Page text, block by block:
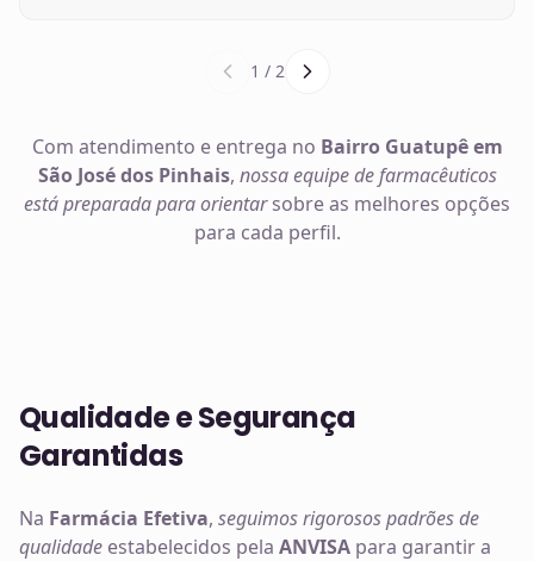
1 / 2
Com atendimento e entrega no Bairro Guatupê em
São José dos Pinhais, nossa equipe de farmacêuticos
está preparada para orientarsobre as melhores opções
para cada perfil.
Qualidade e Segurança
Garantidas
Na Farmácia Efetiva, seguimos rigorosos padrões de
qualidade estabelecidos pela ANVISA para garantir a